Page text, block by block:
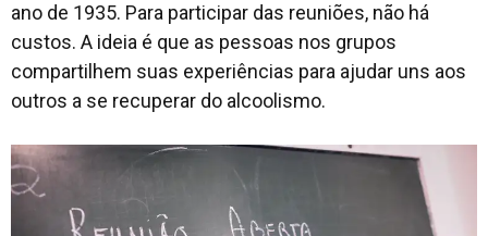
ano de 1935. Para participar das reuniões, não há
custos. A ideia é que as pessoas nos grupos
compartilhem suas experiências para ajudar uns aos
outros a se recuperar do alcoolismo.